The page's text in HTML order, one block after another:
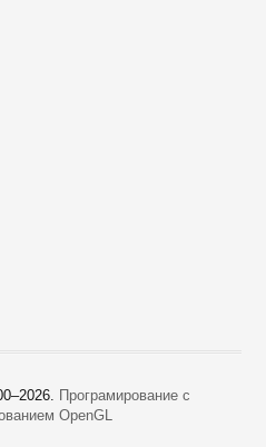
2026. Програмирование с
OpenGL